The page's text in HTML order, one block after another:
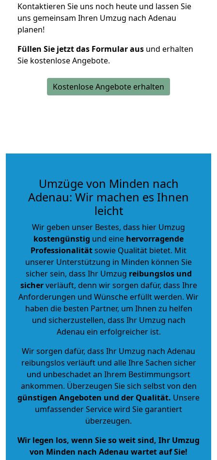
Kontaktieren Sie uns noch heute und lassen Sie
uns gemeinsam Ihren Umzug nach Adenau
planen!
Füllen Sie jetzt das Formular aus und erhalten
Sie kostenlose Angebote.
Kostenlose Angebote erhalten
Umzüge von Minden nach
Adenau: Wir machen es Ihnen
leicht
Wir geben unser Bestes, dass hier Umzug
kostengünstig und eine hervorragende
Professionalitätsowie Qualität bietet. Mit
unserer Unterstützung in Minden können Sie
sicher sein, dass Ihr Umzug reibungslos und
sicherverläuft, denn wir sorgen dafür, dass Ihre
Anforderungen und Wünsche erfüllt werden. Wir
haben die besten Partner, um Ihnen zu helfen
und sicherzustellen, dass Ihr Umzug nach
Adenau ein erfolgreicher ist.
Wir sorgen dafür, dass Ihr Umzug nach Adenau
reibungslos verläuft und alle Ihre Sachen sicher
und unbeschadet an Ihrem Bestimmungsort
ankommen. Überzeugen Sie sich selbst von den
günstigen Angeboten und der Qualität. Unsere
umfassender Service wird Sie garantiert
überzeugen.
Wir legen los, wenn Sie so weit sind, Ihr Umzug
von Minden nach Adenau wartet auf Sie!